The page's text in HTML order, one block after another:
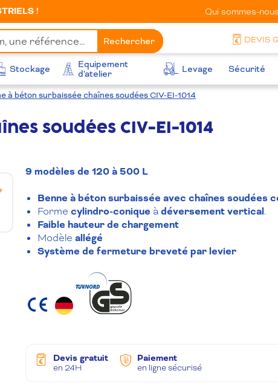
! Qui sommes-
Rechercher DEVIS
Stockage
Equipement
d'atelier
Levage Sécurité
à béton surbaissée chaînes soudées CIV-EI-1014
soudées CIV-EI-1014
9 modèles de 120 à 500 L
Benne à bétonsurbaissée avec chaînes soudées
Forme cylindro-conique àdéversement vertical.
Faible hauteur de chargement
Modèle allégé
Système de fermeture breveté par levier
Devis gratuit
en 24H
Paiement
en ligne sécurisé